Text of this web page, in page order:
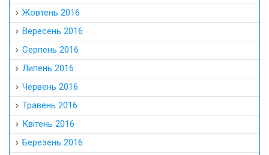
Жовтень 2016
Вересень 2016
Серпень 2016
Липень 2016
Червень 2016
Травень 2016
Квітень 2016
Березень 2016